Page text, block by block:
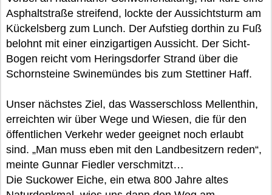
Asphaltstraße streifend, lockte der Aussichtsturm am
Kückelsberg zum Lunch. Der Aufstieg dorthin zu Fuß
belohnt mit einer einzigartigen Aussicht. Der Sicht-
Bogen reicht vom Heringsdorfer Strand über die
Schornsteine Swinemündes bis zum Stettiner Haff.
Unser nächstes Ziel, das Wasserschloss Mellenthin,
erreichten wir über Wege und Wiesen, die für den
öffentlichen Verkehr weder geeignet noch erlaubt
sind. „Man muss eben mit den Landbesitzern reden“,
meinte Gunnar Fiedler verschmitzt…
Die Suckower Eiche, ein etwa 800 Jahre altes